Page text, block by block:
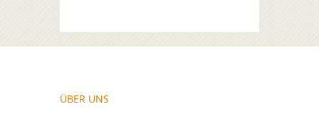
ÜBER UNS